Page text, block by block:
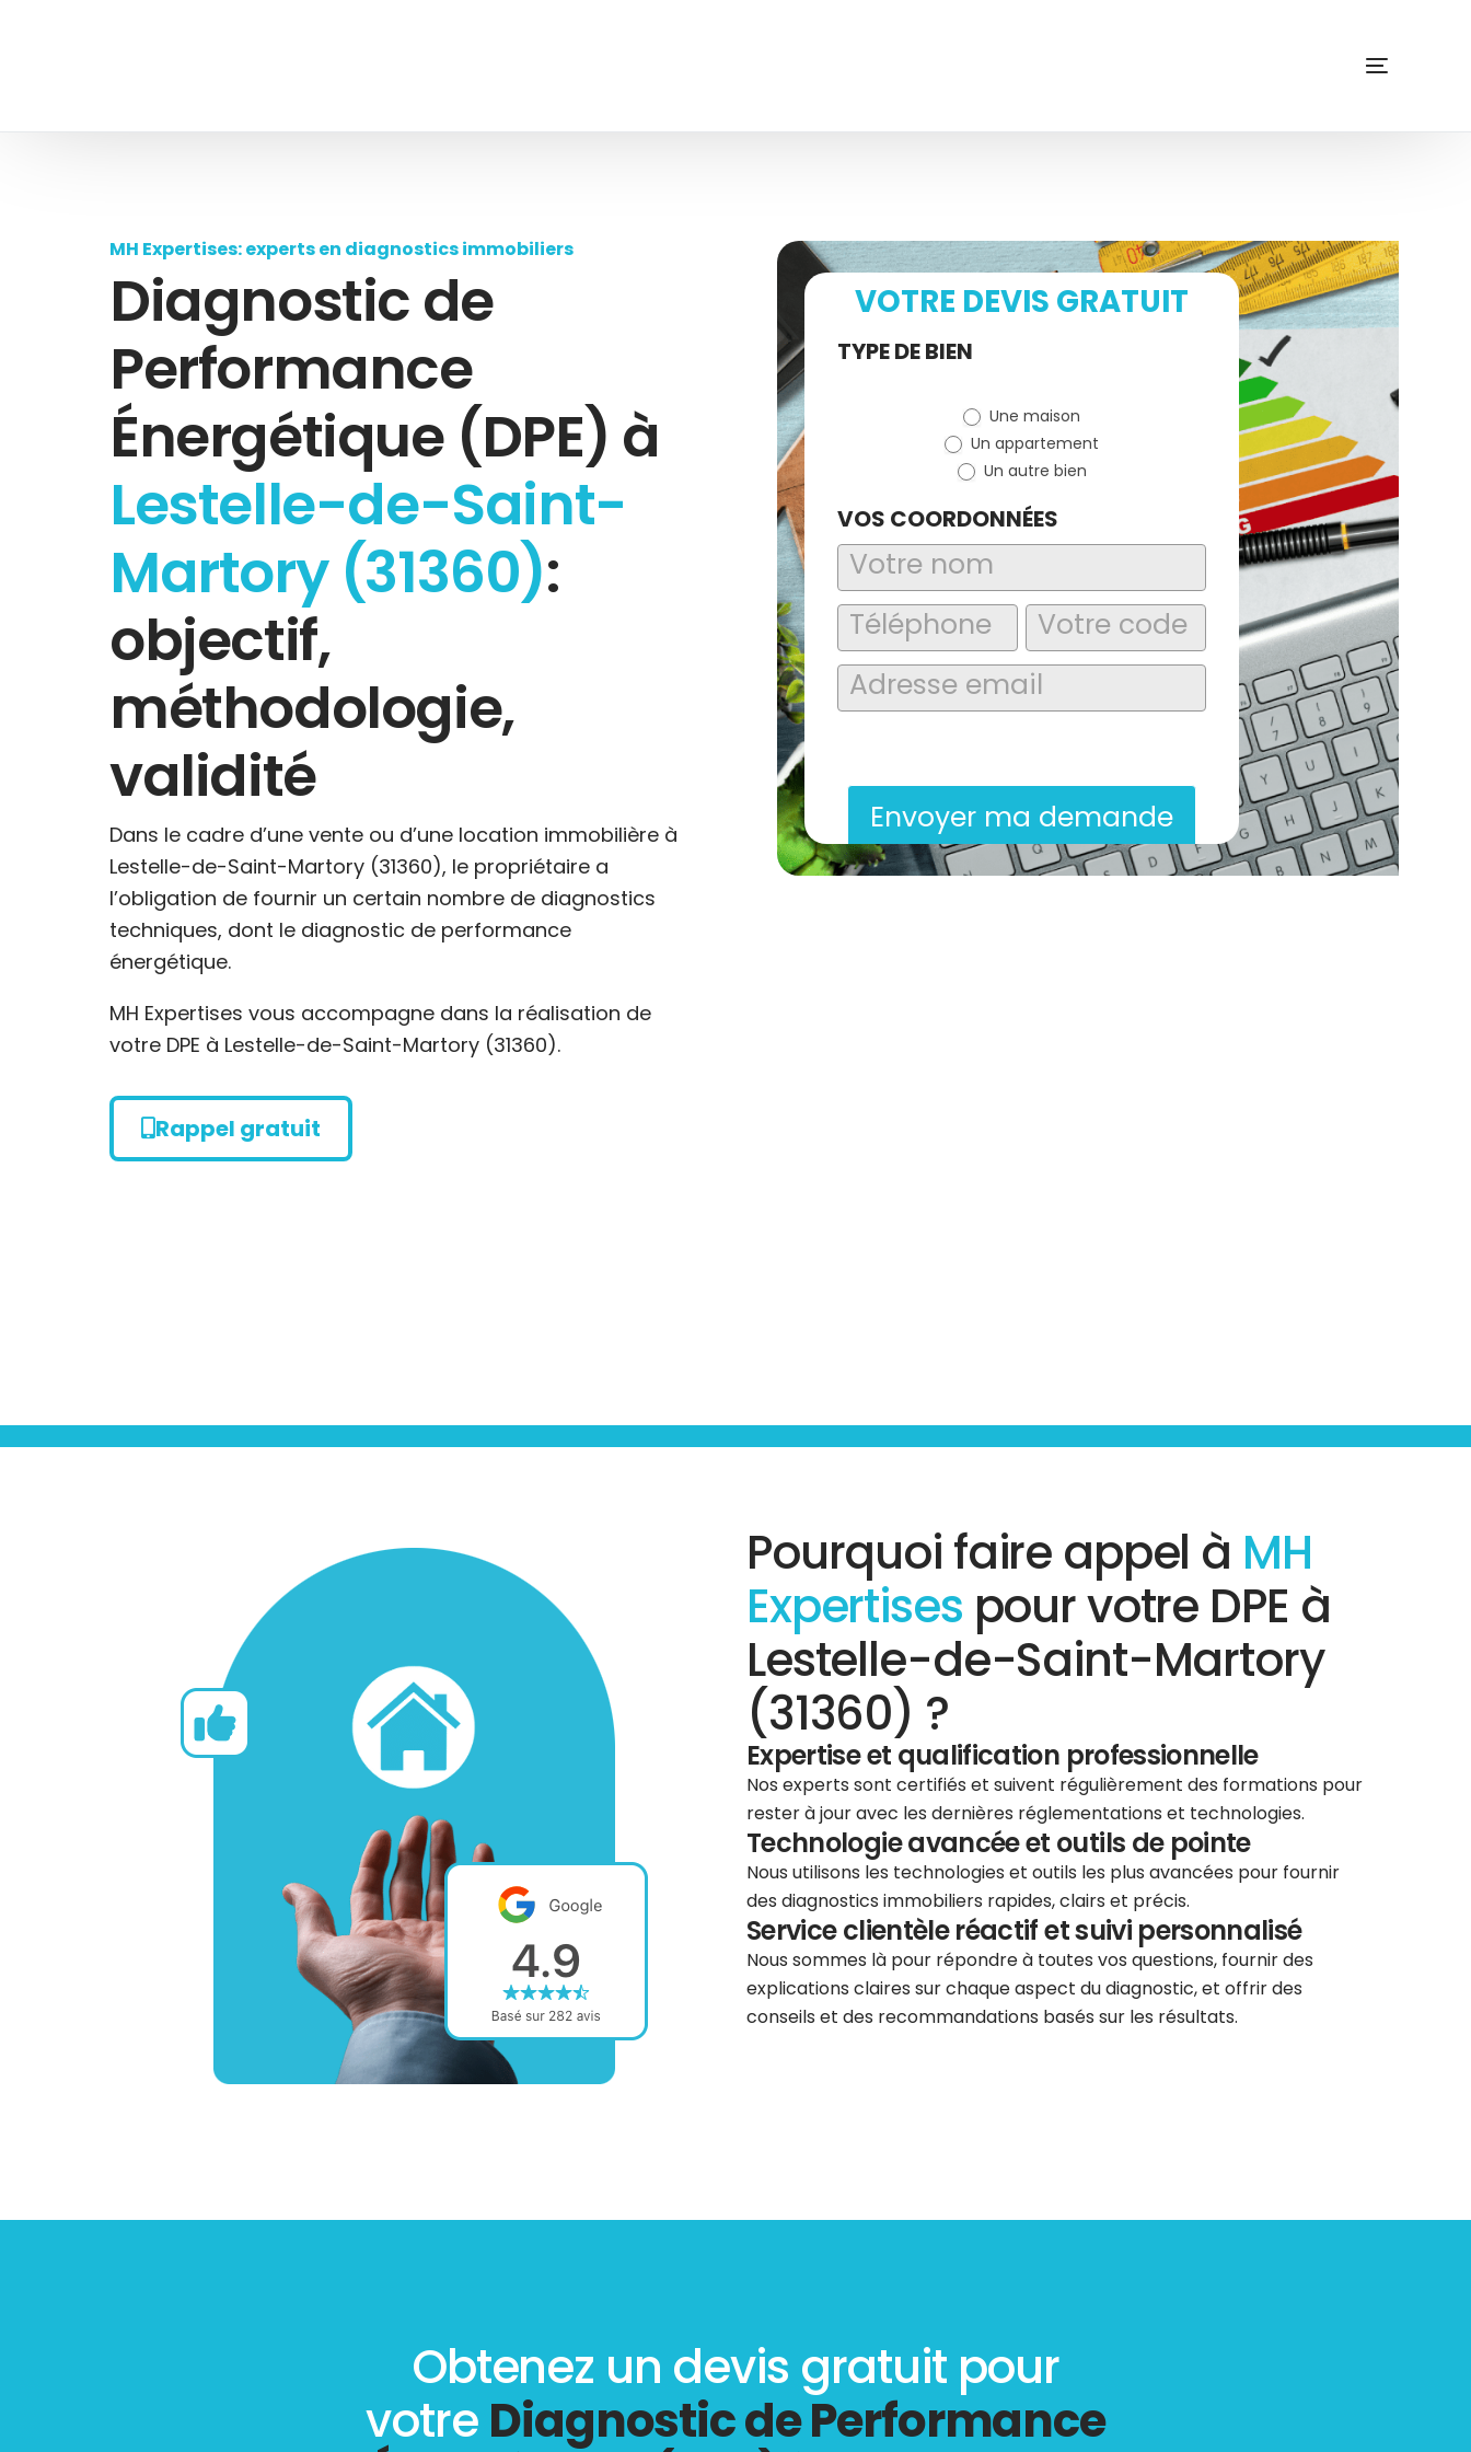
MH Expertises: experts en diagnostics immobiliers
Diagnostic de
Performance
Énergétique (DPE) à
Lestelle-de-Saint-
Martory (31360):
objectif,
méthodologie,
validité
Dans le cadre d’une vente ou d’une location immobilière à
Lestelle-de-Saint-Martory (31360), le propriétaire a
l’obligation de fournir un certain nombre de diagnostics
techniques, dont le diagnostic de performance
énergétique.
MH Expertises vous accompagne dans la réalisation de
votre DPE à Lestelle-de-Saint-Martory (31360).
Rappel gratuit
VOTRE DEVIS GRATUIT
Demande
TYPE DE BIEN
Une maison
Un appartement
Un autre bien
VOS COORDONNÉES
Envoyer ma demande
Pourquoi faire appel à MH
Expertises pour votre DPE à
Lestelle-de-Saint-Martory
(31360) ?
Expertise et qualification professionnelle
Nos experts sont certifiés et suivent régulièrement des formations pour
rester à jour avec les dernières réglementations et technologies.
Technologie avancée et outils de pointe
Nous utilisons les technologies et outils les plus avancées pour fournir
des diagnostics immobiliers rapides, clairs et précis.
Service clientèle réactif et suivi personnalisé
Nous sommes là pour répondre à toutes vos questions, fournir des
explications claires sur chaque aspect du diagnostic, et offrir des
conseils et des recommandations basés sur les résultats.
Obtenez un devis gratuit pour
votre Diagnostic de Performance